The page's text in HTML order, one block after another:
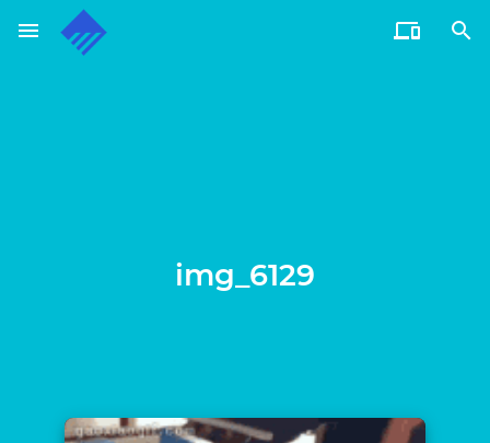
menu  
img_6129
通过电子邮件订阅博客